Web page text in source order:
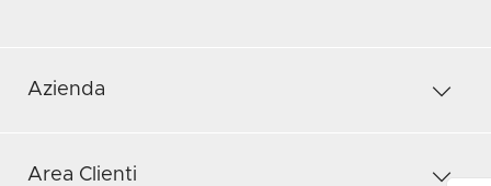
Azienda
Area Clienti